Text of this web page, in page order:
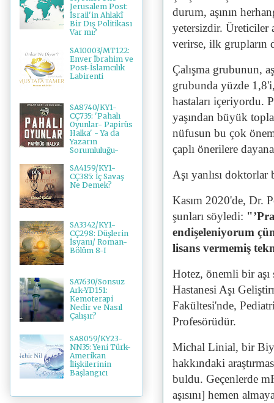
durum, aşının
yetersizdir. Üreticiler
verirse, ilk grupların
Çalışma grubunun,
grubunda yüzde
hastaları içeriyordu.
yaşından büyük
nüfusun bu çok
çaplı önerilere
Aşı yanlısı
Kasım 2020'de, Dr.
şunları söyledi:
endişeleniyorum
lisans vermemiş
Hotez, önemli bir aşı
Hastanesi Aşı
Fakültesi'nde,
Profesörüdür.
Michal Linial, bir
hakkındaki
buldu. Geçenlerde
aşısını] hemen
Jerusalem Post:
İsrail'in Ahlakî
Bir Dış Politikası
Var mı?
SA10003/MT122:
Enver İbrahim ve
Post-İslamcılık
Labirenti
SA8740/KY1-
CÇ735: 'Pahalı
Oyunlar- Papirüs
Halka' - Ya da
Yazarın
Sorumluluğu-
SA4159/KY1-
CÇ385: İç Savaş
Ne Demek?
SA3342/KY1-
CÇ298: Düşlerin
İsyanı/ Roman-
Bölüm 8-I
SA7630/Sonsuz
Ark-YD151:
Kemoterapi
Nedir ve Nasıl
Çalışır?
SA8059/KY23-
NN35: Yeni Türk-
Amerikan
İlişkilerinin
Başlangıcı